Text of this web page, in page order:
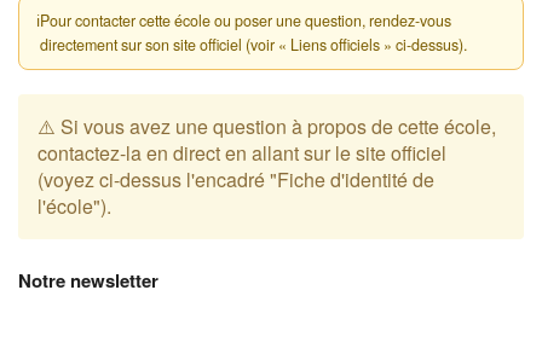
ℹPour contacter cette école ou poser une question, rendez-vous
directement sur son site officiel (voir « Liens officiels » ci-dessus).
⚠️ Si vous avez une question à propos de cette école,
contactez-la en direct en allant sur le site officiel
(voyez ci-dessus l'encadré "Fiche d'identité de
l'école").
Notre newsletter